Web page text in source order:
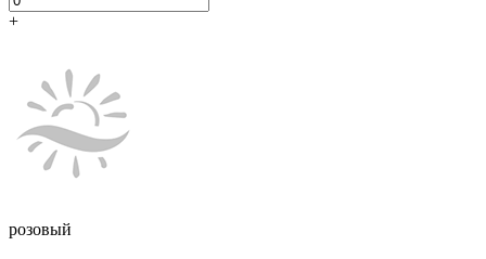
+
розовый